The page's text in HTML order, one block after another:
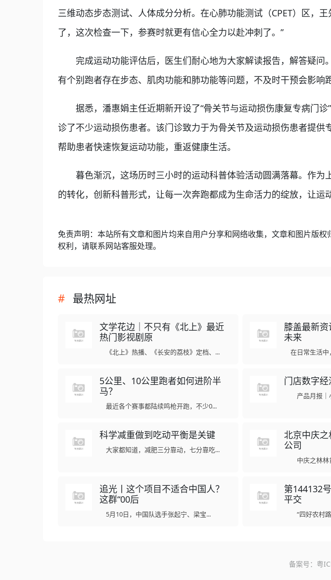
三维动态步态测试、人体成分分析。在心肺功能测试（CPET）区，
了，这次检查一下，参赛时就更有信心全力以赴冲刺了。”
完成运动功能评估后，医生们耐心地为大家解读报告，解答疑问
有个别跑者存在步态、肌肉功能和肺功能等问题，不及时干预会影响
据悉，潘惠娟主任近期新开设了“骨关节与运动损伤康复专病门诊
诊了不少运动损伤患者。该门诊致力于为骨关节及运动损伤患者提供
帮助患者快速恢复运动功能，重返健康生活。
暮色渐沉，这场历时三小时的运动科普体验活动圆满落幕。作为
的转化，创新科普形式，让每一次奔跑都成为生命活力的绽放，让运
免责声明：本站所有文章和图片均来自用户分享和网络收集，文章和图片版
权利，请联系网站客服处理。
最热网址
文学花边｜不只有《北上》最近
热门影视剧原
《北上》热播、《长安的荔枝》定档、...
膝盖最新
未来
在日常生活中
5公里、10公里跑者如何进阶半
马？
最近各个赛事都陆续鸣枪开跑，不少0...
门店数字
产品月报｜
科学减重做到吃动平衡是关键
大家都知道，减肥三分靠动，七分靠吃...
北京中庆
公司
中庆之林林
追光丨这个项目不适合中国人？
这群“00后
5月10日，中国队选手张起宁、梁宝...
第144132
平交
“四好农村路
备案号： 粤